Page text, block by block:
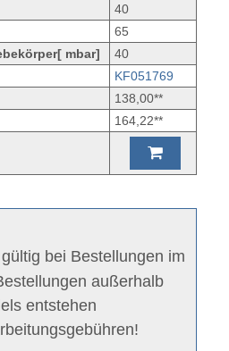
40
65
mbar]
40
KF051769
138,00**
164,22**
bei Bestellungen im
außerhalb
entstehen